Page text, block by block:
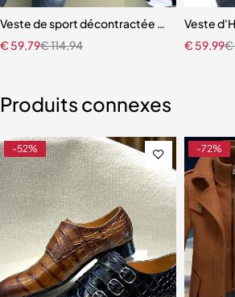
pour homme
Veste de sport décontractée à manches
€114,94
€ 59,79
Veste
€
€ 59,99
Produits connexes
-52% -72%